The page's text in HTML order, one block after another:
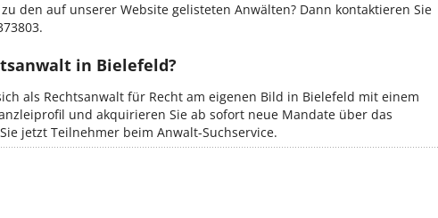
den auf unserer Website gelisteten Anwälten? Dann kontaktieren Sie
in Bielefeld?
als Rechtsanwalt für Recht am eigenen Bild in Bielefeld mit einem
und akquirieren Sie ab sofort neue Mandate über das
jetzt Teilnehmer beim Anwalt-Suchservice.